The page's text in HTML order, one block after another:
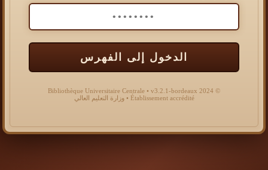
الدخول إلى الفهرس
© 2024 Bibliothèque Universitaire Centrale • v3.2.1-bordeaux
Établissement accrédité • وزارة التعليم العالي